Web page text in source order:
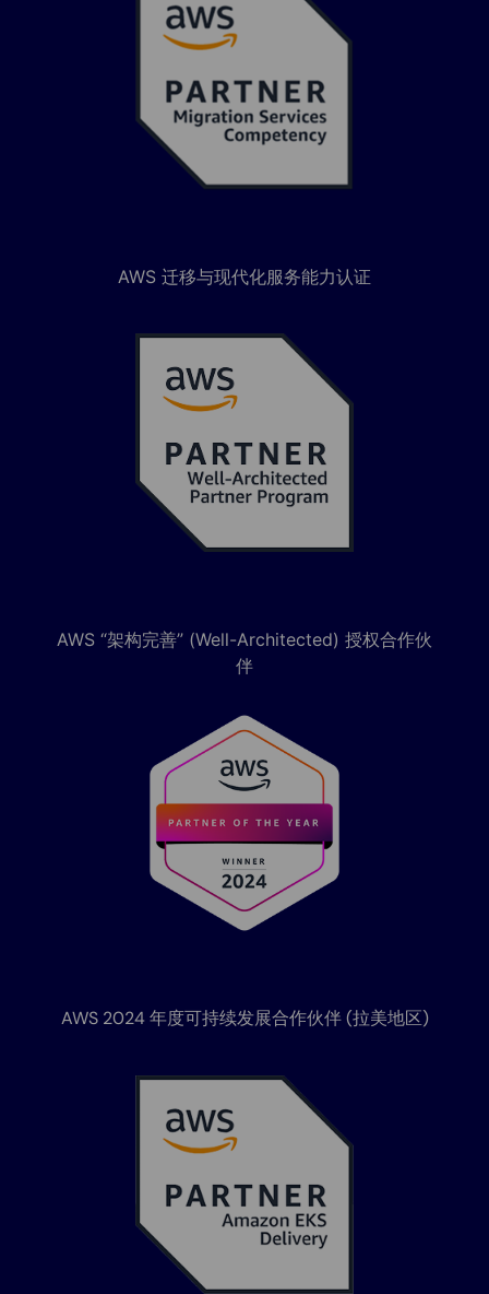
AWS 迁移与现代化服务能力认证
AWS “架构完善” (Well-Architected) 授权合作伙
伴
AWS 2024 年度可持续发展合作伙伴 (拉美地区)